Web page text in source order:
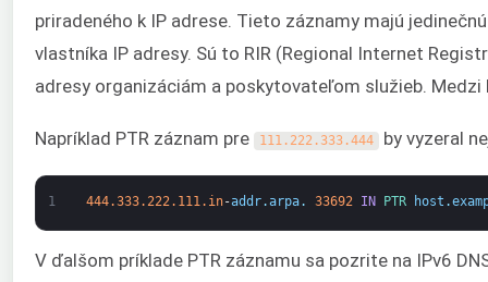
priradeného k IP adrese. Tieto záznamy majú
vlastníka IP adresy. Sú to RIR (Regional Internet
adresy organizáciám a poskytovateľom služieb. Medzi
Napríklad PTR záznam pre 111.222.333.444 by vyzeral
1 444.333.222.111.in-addr.arpa. 33692 IN PTR host .
V ďalšom príklade PTR záznamu sa pozrite na IPv6